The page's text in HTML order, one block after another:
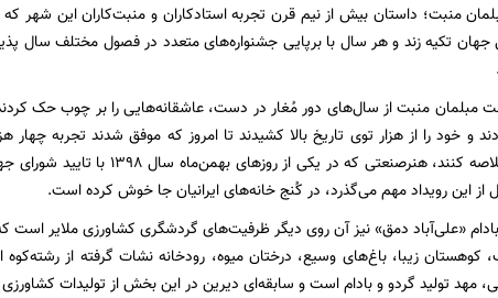
منبت؛ داستان بیش از نیم قرن تجربه استادکاران و منبت‌کاران این شهر
تکیه زند و هر سال با برپایی جشنواره‌های متعدد در فصول مختلف سال
مبلمان منبت از سال‌های دور مُغار در دست، عاشقانه‌هایی را بر چوب حک
و خود را از هزار توی تاریخ بالا کشیدند تا امروز که موفق شدند تجربه
مبلمان منبت خلاصه کنند، هنرصنعتی
از این رویداد مهم می‌گذرد، در کُنج خانه‌های ایرانیان جا خوش کرده است.
«علی‌آباد دمق» نیز آن روی دیگر ظرفیت‌های گردشگری کشاورزی ملایر است
زیبا، باغ‌های وسیع، درختان میوه، رودخانه نشات گرفته از
مهد تولید گردو و بادام است و سابقه‌ای دیرین در این بخش از تولیدات کشاورزی